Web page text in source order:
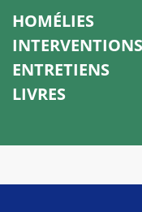
HOMÉLIES
INTERVENTIONS
ENTRETIENS
LIVRES